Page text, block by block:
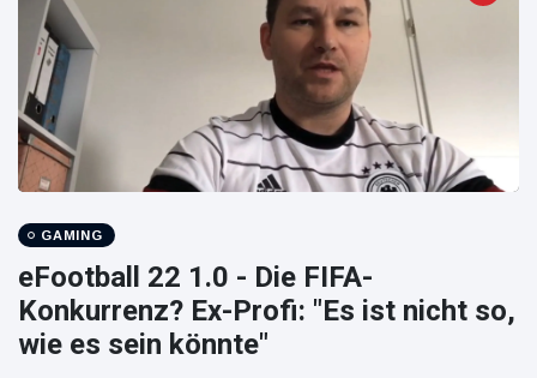
Sorge um
Jungstorch
nimmt
glückliche
16 Juli
51
Aufrufe
Finale:
Rauch-
Warnung
und Hitze
16 Juli
38
Aufrufe
GAMING
eFootball 22 1.0 - Die FIFA-
Konkurrenz? Ex-Profi: "Es ist nicht so,
wie es sein könnte"